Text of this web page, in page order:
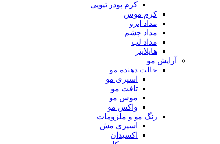
کرم پودر تیوپی
کرم موس
مداد ابرو
مداد چشم
مداد لب
هایلایتر
آرایش مو
حالت دهنده مو
اسپری مو
تافت مو
موس مو
واکس مو
رنگ مو و ملزومات
اسپری مش
اکسیدان